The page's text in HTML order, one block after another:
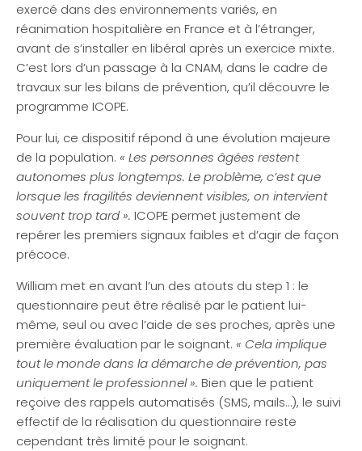
exercé dans des environnements variés, en
réanimation hospitalière en France et à l’étranger,
avant de s’installer en libéral après un exercice mixte.
C’est lors d’un passage à la CNAM, dans le cadre de
travaux sur les bilans de prévention, qu’il découvre le
programme ICOPE.
Pour lui, ce dispositif répond à une évolution majeure
de la population. « Les personnes âgées restent
autonomes plus longtemps. Le problème, c’est que
lorsque les fragilités deviennent visibles, on intervient
souvent trop tard ». ICOPE permet justement de
repérer les premiers signaux faibles et d’agir de façon
précoce.
William met en avant l’un des atouts du step 1 : le
questionnaire peut être réalisé par le patient lui-
même, seul ou avec l’aide de ses proches, après une
première évaluation par le soignant. « Cela implique
tout le monde dans la démarche de prévention, pas
uniquement le professionnel ». Bien que le patient
reçoive des rappels automatisés (SMS, mails…), le suivi
effectif de la réalisation du questionnaire reste
cependant très limité pour le soignant.